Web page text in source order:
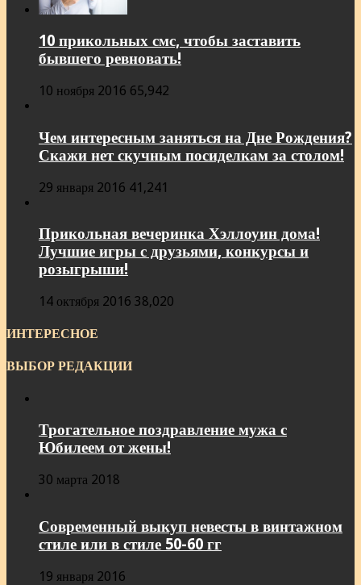
10 прикольных смс, чтобы заставить
бывшего ревновать!
10 ноября 2016 65,942
Чем интересным заняться на Дне Рождения?
Скажи нет скучным посиделкам за столом!
29 января 2016 41,241
Прикольная вечеринка Хэллоуин дома!
Лучшие игры с друзьями, конкурсы и
розыгрыши!
14 октября 2016 38,020
ИНТЕРЕСНОЕ
ВЫБОР РЕДАКЦИИ
Трогательное поздравление мужа с
Юбилеем от жены!
30 марта 2018
Современный выкуп невесты в винтажном
стиле или в стиле 50-60 гг
19 января 2016